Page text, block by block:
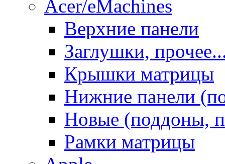
Acer/eMachines
Верхние панели
Заглушки,
Крышки матрицы
Нижние панели
Новые (поддоны,
Рамки матрицы